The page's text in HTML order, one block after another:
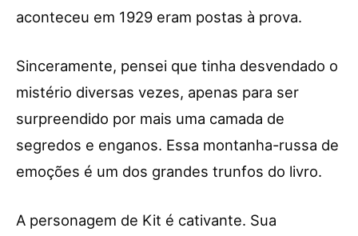
aconteceu em 1929 eram postas à prova.
Sinceramente, pensei que tinha desvendado o
mistério diversas vezes, apenas para ser
surpreendido por mais uma camada de
segredos e enganos. Essa montanha-russa de
emoções é um dos grandes trunfos do livro.
A personagem de Kit é cativante. Sua